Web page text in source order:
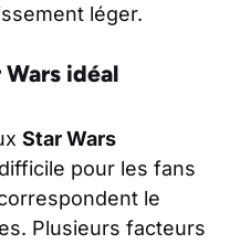
léger.
idéal
Star Wars
pour les fans
le
Plusieurs facteurs